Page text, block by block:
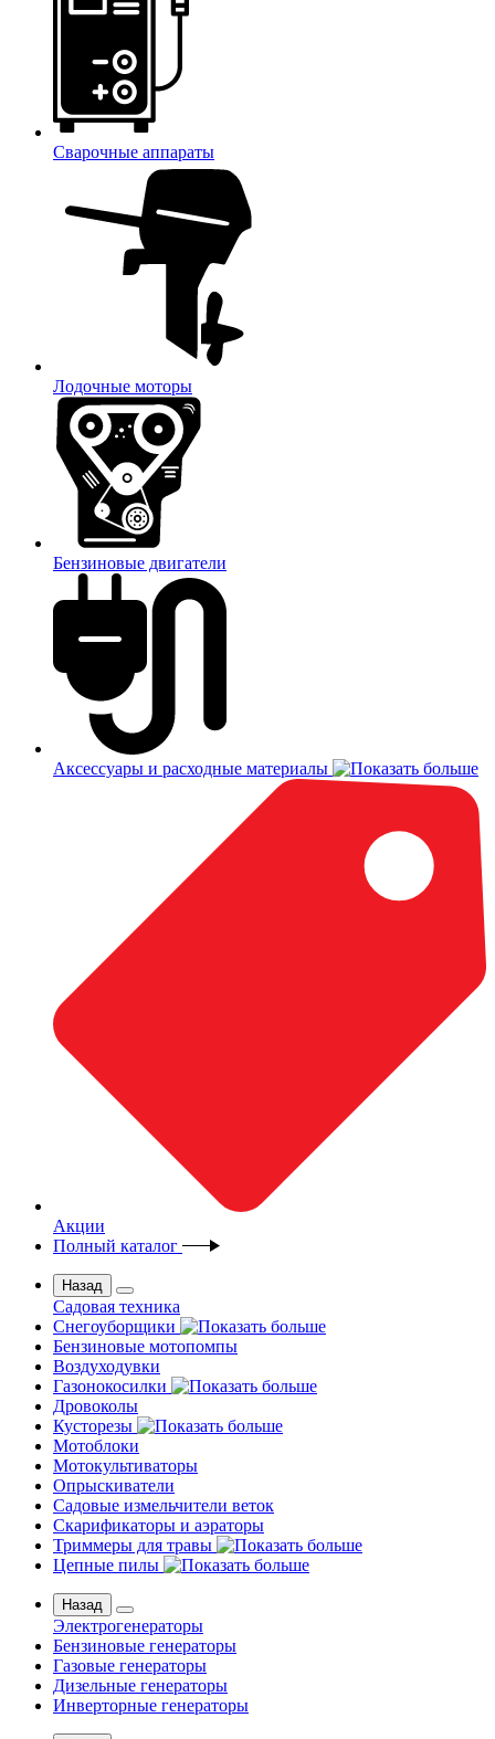
Сварочные аппараты
Лодочные моторы
Бензиновые двигатели
Аксессуары и расходные материалы
Акции
Полный каталог
Назад
Садовая техника
Снегоуборщики
Бензиновые мотопомпы
Воздуходувки
Газонокосилки
Дровоколы
Кусторезы
Мотоблоки
Мотокультиваторы
Опрыскиватели
Садовые измельчители веток
Скарификаторы и аэраторы
Триммеры для травы
Цепные пилы
Назад
Электрогенераторы
Бензиновые генераторы
Газовые генераторы
Дизельные генераторы
Инверторные генераторы